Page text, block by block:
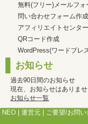
無料(フリー)メールフォ
問い合わせフォーム作成
アフィリエイトセンタ
QRコード作成
WordPress(ワードプレ
お知らせ
過去90日間のお知らせ
現在、お知らせはありませ
お知らせ一覧
NEO | 運営元 | ご要望/お問